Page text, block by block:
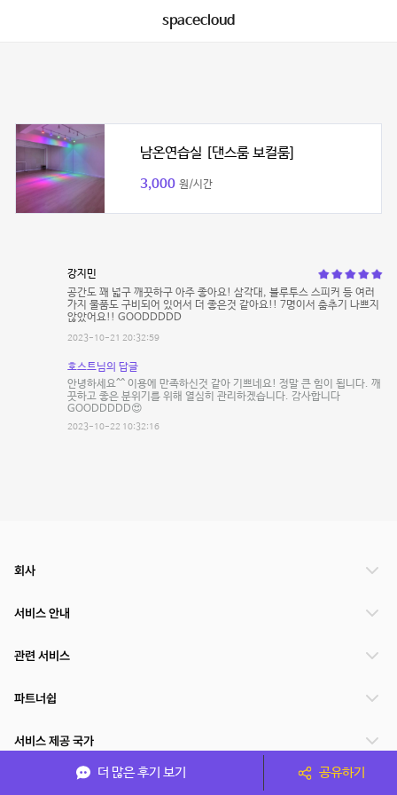
spacecloud
남온연습실 [댄스룸 보컬룸]
3,000 원/시간
강지민
공간도 꽤 넓구 깨끗하구 아주 좋아요! 삼각대, 블루투스 스피커 등 여러
가지 물품도 구비되어 있어서 더 좋은것 같아요!! 7명이서 춤추기 나쁘지
않았어요!! GOODDDDD
2023-10-21 20:32:59
호스트님의 답글
안녕하세요^^ 이용에 만족하신것 같아 기쁘네요! 정말 큰 힘이 됩니다. 깨
끗하고 좋은 분위기를 위해 열심히 관리하겠습니다. 감사합니다
GOODDDDD😍
2023-10-22 10:32:16
더 많은 후기 보기 공유하기
회사
서비스 안내
관련 서비스
파트너쉽
서비스 제공 국가